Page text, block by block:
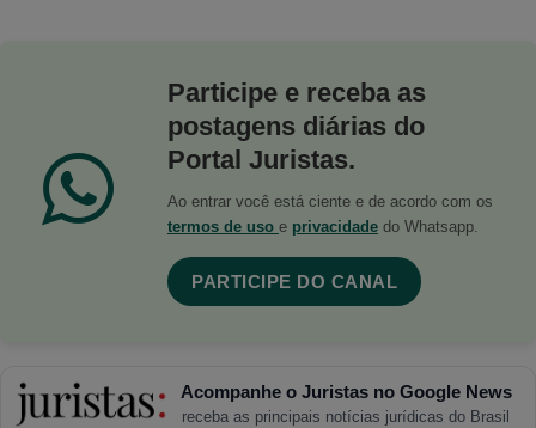
Participe e receba as
postagens diárias do
Portal Juristas.
Ao entrar você está ciente e de acordo com os
termos de uso e privacidade do Whatsapp.
PARTICIPE DO CANAL
Acompanhe o Juristas no Google News
receba as principais notícias jurídicas do Brasil